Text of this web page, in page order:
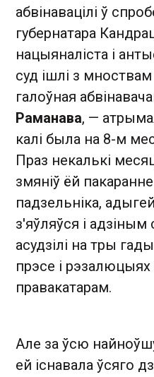
абвінавацілі ў
губернатара
нацыяналіста і
суд ішлі з
галоўная
Раманава, —
калі была на 8-м
Праз некалькі
змяніў ёй
падзельніка,
з'яўляўся і
асудзілі на тры
прэсе і рэзалюцыях
правакатарам.
Але за ўсю
ей існавала ўсяго